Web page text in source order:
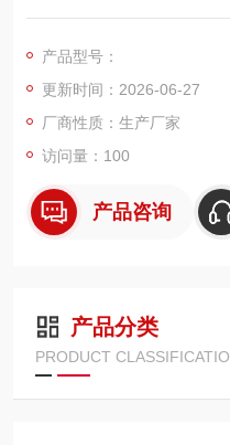
350mm、筒身高度
扣与食品级密封橡胶垫，
滑、不粘超细粉尘，拦截
产品型号：
更新时间：2026-06-27
厂商性质：生产厂家
访问量：100
产品咨询
产品分类
PRODUCT